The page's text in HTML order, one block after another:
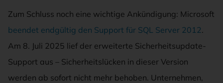
Zum Schluss noch eine wichtige Ankündigung: Microsoft
beendet endgültig den Support für SQL Server 2012.
Am 8. Juli 2025 lief der erweiterte Sicherheitsupdate-
Support aus – Sicherheitslücken in dieser Version
werden ab sofort nicht mehr behoben. Unternehmen,